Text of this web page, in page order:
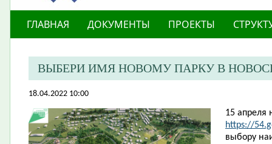
ГЛАВНАЯ ДОКУМЕНТЫ ПРОЕКТЫ
ВЫБЕРИ ИМЯ НОВОМУ ПАРКУ В
18.04.2022 10:00
15 апреля
https://
выбору